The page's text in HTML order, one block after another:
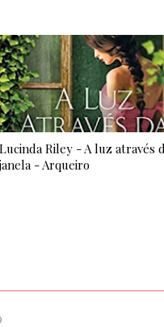
Lucinda Riley - A luz através
janela - Arqueiro